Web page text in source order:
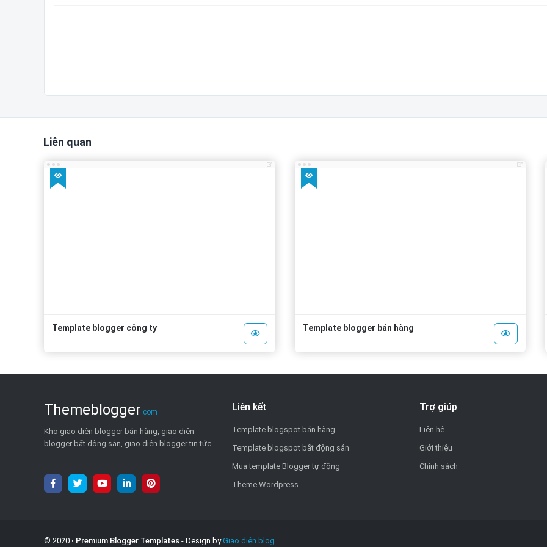
Liên quan
Template blogger công ty Template blogger bán hàng
Themeblogger.com
Kho giao diện blogger bán hàng, giao diện
blogger bất động sản, giao diện blogger tin tức
...
Liên kết
Template blogspot bán hàng
Template blogspot bất động sản
Mua template Blogger tự động
Theme Wordpress
Trợ giúp
Liên hệ
Giới thiệu
Chính sách
© 2020 • Premium Blogger Templates - Design byGiao diện blog